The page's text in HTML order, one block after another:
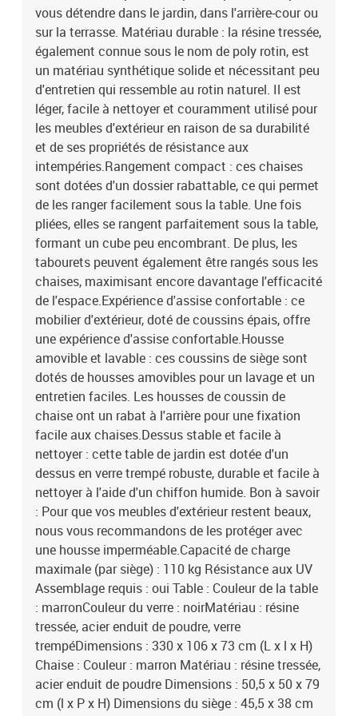
polyester) Matériau de remplissage : mousse Dimensions du
coussin de chaise : 76 x 46 x 2 cm (L x l x é)Dimensions du coussin
de tabouret : 40 x 40 x 2 cm (l x P x é) La livraison contient :1 x
table de jardin 12 x chaise de jardin 4 x tabouret de jardin 4 x
coussin de siège de tabouret avec housse amovible et lavable 12 x
coussin de chaise à haut dossier avec housse amovible et lavable
vous détendre dans le jardin, dans l'arrière-cour ou
sur la terrasse. Matériau durable : la résine tressée,
également connue sous le nom de poly rotin, est
un matériau synthétique solide et nécessitant peu
d'entretien qui ressemble au rotin naturel. Il est
léger, facile à nettoyer et couramment utilisé pour
les meubles d'extérieur en raison de sa durabilité
et de ses propriétés de résistance aux
intempéries.Rangement compact : ces chaises
sont dotées d'un dossier rabattable, ce qui permet
de les ranger facilement sous la table. Une fois
pliées, elles se rangent parfaitement sous la table,
formant un cube peu encombrant. De plus, les
tabourets peuvent également être rangés sous les
chaises, maximisant encore davantage l'efficacité
de l'espace.Expérience d'assise confortable : ce
mobilier d'extérieur, doté de coussins épais, offre
une expérience d'assise confortable.Housse
amovible et lavable : ces coussins de siège sont
dotés de housses amovibles pour un lavage et un
entretien faciles. Les housses de coussin de
chaise ont un rabat à l'arrière pour une fixation
facile aux chaises.Dessus stable et facile à
nettoyer : cette table de jardin est dotée d'un
dessus en verre trempé robuste, durable et facile à
nettoyer à l'aide d'un chiffon humide. Bon à savoir
: Pour que vos meubles d'extérieur restent beaux,
nous vous recommandons de les protéger avec
une housse imperméable.Capacité de charge
maximale (par siège) : 110 kg Résistance aux UV
Assemblage requis : oui Table : Couleur de la table
: marronCouleur du verre : noirMatériau : résine
tressée, acier enduit de poudre, verre
trempéDimensions : 330 x 106 x 73 cm (L x l x H)
Chaise : Couleur : marron Matériau : résine tressée,
acier enduit de poudre Dimensions : 50,5 x 50 x 79
cm (l x P x H) Dimensions du siège : 45,5 x 38 cm